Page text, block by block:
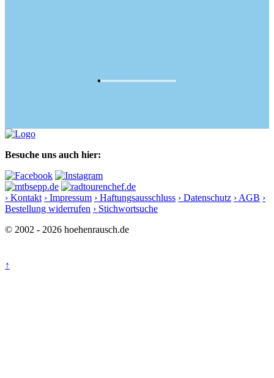
Besuche uns auch hier:
› Kontakt › Impressum › Haftungsausschluss › Datenschutz › AGB ›
Bestellung widerrufen › Stichwortsuche
© 2002 - 2026 hoehenrausch.de
↑